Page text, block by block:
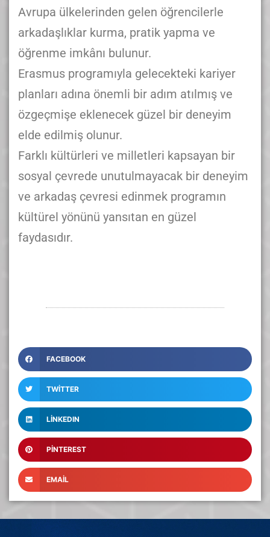
Avrupa ülkelerinden gelen öğrencilerle
arkadaşlıklar kurma, pratik yapma ve
öğrenme imkânı bulunur.
Erasmus programıyla gelecekteki kariyer
planları adına önemli bir adım atılmış ve
özgeçmişe eklenecek güzel bir deneyim
elde edilmiş olunur.
Farklı kültürleri ve milletleri kapsayan bir
sosyal çevrede unutulmayacak bir deneyim
ve arkadaş çevresi edinmek programın
kültürel yönünü yansıtan en güzel
faydasıdır.
FACEBOOK
TWITTER
LINKEDIN
PINTEREST
EMAIL